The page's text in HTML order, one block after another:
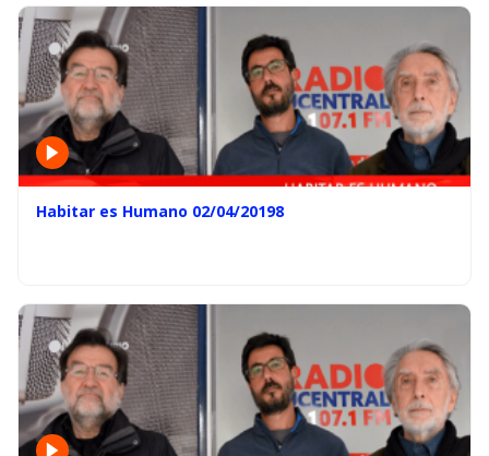
Habitar es Humano 02/04/20198